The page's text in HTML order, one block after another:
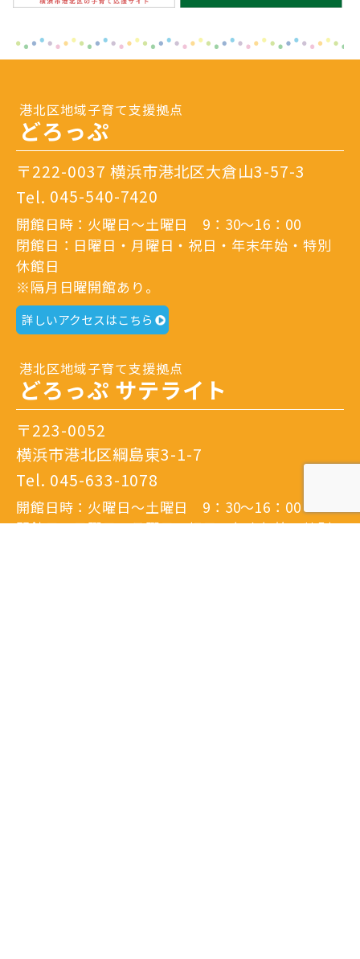
港北区地域子育て支援拠点
どろっぷ
〒222-0037 横浜市港北区大倉山3-57-3
Tel. 045-540-7420
開館日時：火曜日～土曜日 9：30～16：00
閉館日：日曜日・月曜日・祝日・年末年始・特別
休館日
※隔月日曜開館あり。
詳しいアクセスはこちら
港北区地域子育て支援拠点
どろっぷ サテライト
〒223-0052
横浜市港北区綱島東3-1-7
Tel. 045-633-1078
開館日時：火曜日～土曜日 9：30～16：00
閉館日：日曜日・月曜日・祝日・年末年始・特別